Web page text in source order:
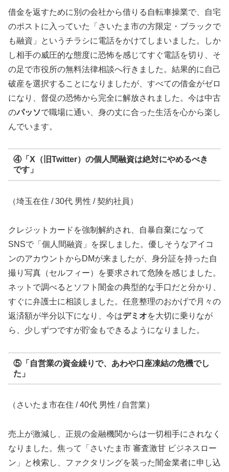
借金を返すために別の会社から借りる自転車操業で、自宅
のポストに入っていた「さいたま市の方限定・ブラックで
も融資」というチラシに電話をかけてしまいました。しか
し相手の威圧的な態度に恐怖を感じてすぐ電話を切り、そ
の足で市役所の無料法律相談へ行きました。結果的に自己
破産を選択することになりましたが、すべての借金がゼロ
になり、督促の恐怖から完全に解放されました。今は中古
のパッソで職場に通い、身の丈に合った生活を心から楽し
んでいます。
④「X（旧Twitter）の個人間融資は絶対にやめるべき
です」
（埼玉在住 / 30代 男性 / 契約社員）
クレジットカードを強制解約され、自暴自棄になって
SNSで「個人間融資」を探しました。優しそうなアイコ
ンのアカウントからDMが来ましたが、身分証を持った自
撮り写真（セルフィー）を要求されて危険を感じました。
ネットで調べるとソフト闇金の典型的な手口だと分かり、
すぐに弁護士に相談しました。任意整理のおかげで月々の
返済額が半分以下になり、今はデミオを大切に乗りなが
ら、少しずつですが貯金もできるようになりました。
⑤「自営業の資金繰りで、あわや口座凍結の危機でし
た」
（さいたま市在住 / 40代 男性 / 自営業）
売上が激減し、正規の金融機関からは一切相手にされなく
なりました。焦って「さいたま市 審査激甘 ビジネスロー
ン」と検索し、ファクタリングを装った闇金業者に申し込